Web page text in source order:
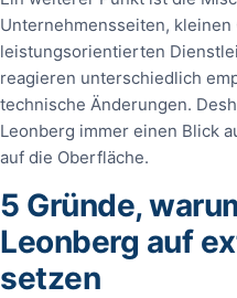
Unternehmensseiten, kleinen
leistungsorientierten
reagieren unterschiedlich
technische Änderungen.
Leonberg immer einen Blick
auf die Oberfläche.
5 Gründe,
Leonberg auf
setzen